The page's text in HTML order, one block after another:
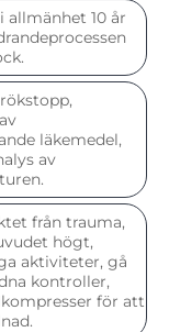
allmänhet 10 år
läkemedel,
av
från trauma,
högt,
aktiviteter, gå
kontroller,
för att